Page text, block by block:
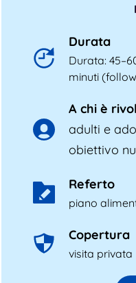
Durata
Durata:
minuti
A chi è
adulti e
obiettivo
Referto
piano
Copertura
visita privata